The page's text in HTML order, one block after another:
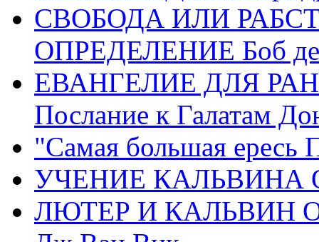
СВОБОДА ИЛИ
ОПРЕДЕЛЕНИЕ Боб де
ЕВАНГЕЛИЕ ДЛЯ
Послание к Галатам
"Самая большая ересь
УЧЕНИЕ КАЛЬВИНА
ЛЮТЕР И КАЛЬВИН